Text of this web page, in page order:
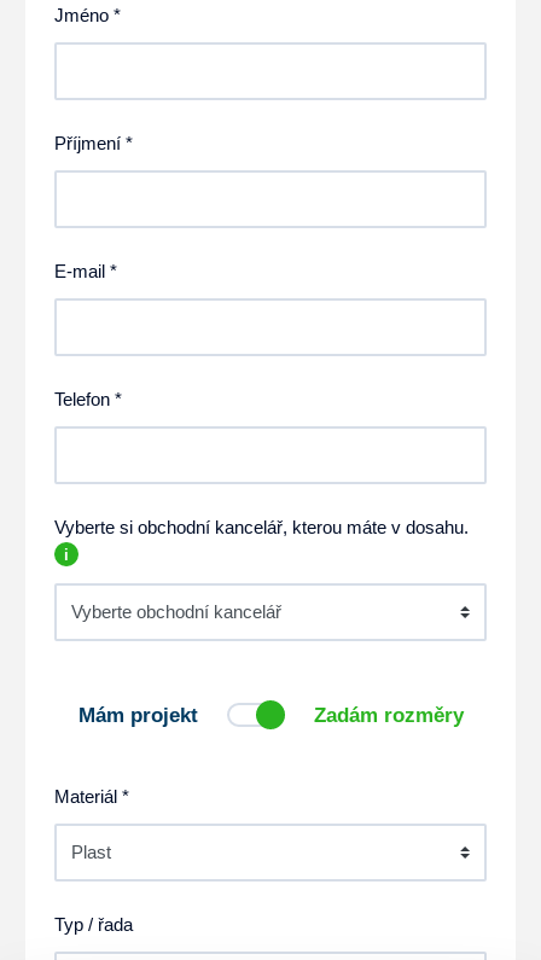
Jméno *
Příjmení *
E-mail *
Telefon *
Vyberte si obchodní kancelář, kterou máte v dosahu.
i
Zadám rozměry
Mám projekt
Materiál *
Typ / řada